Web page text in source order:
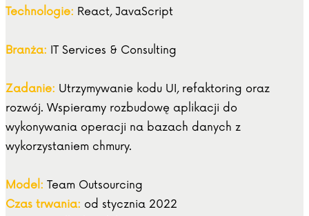
Technologie: React, JavaScript
Branża: IT Services & Consulting
Zadanie: Utrzymywanie kodu UI, refaktoring oraz
rozwój. Wspieramy rozbudowę aplikacji do
wykonywania operacji na bazach danych z
wykorzystaniem chmury.
Model: Team Outsourcing
Czas trwania: od stycznia 2022